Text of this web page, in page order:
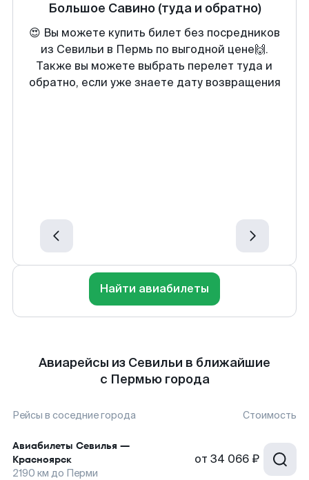
Большое Савино (туда и обратно)
😍 Вы можете купить билет без посредников
из Севильи в Пермь по выгодной цене🙌.
Также вы можете выбрать перелет туда и
обратно, если уже знаете дату возвращения
Найти авиабилеты
Авиарейсы из Севильи в ближайшие
с Пермью города
Рейсы в соседние города Стоимость
Авиабилеты Севилья —
Красноярск
2190 км до Перми
от 34 066 ₽